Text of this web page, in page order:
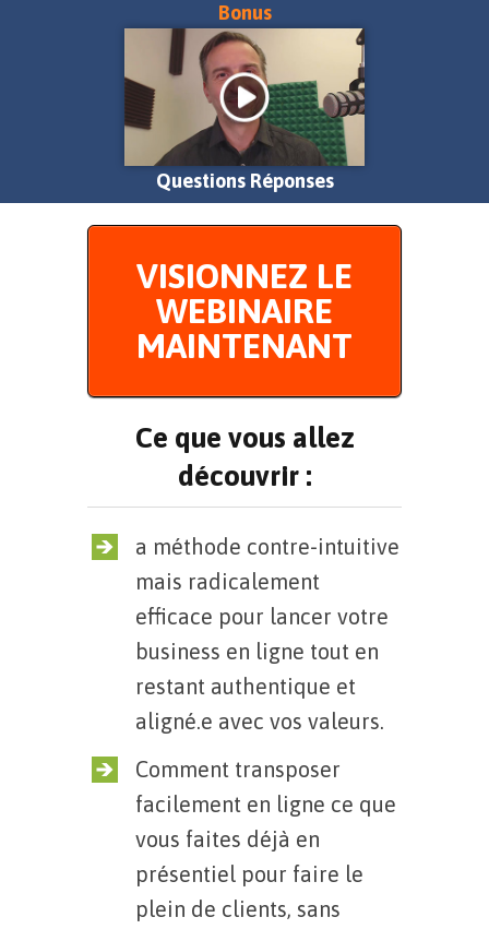
Bonus
Questions Réponses
VISIONNEZ LE
WEBINAIRE
MAINTENANT
Ce que vous allez
découvrir :
a méthode contre-intuitive
mais radicalement
efficace pour lancer votre
business en ligne tout en
restant authentique et
aligné.e avec vos valeurs.
Comment transposer
facilement en ligne ce que
vous faites déjà en
présentiel pour faire le
plein de clients, sans